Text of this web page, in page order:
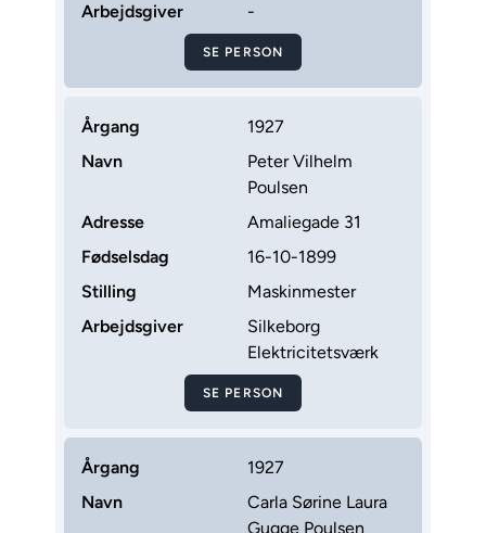
Arbejdsgiver
-
SE PERSON
Årgang
1927
Navn
Peter Vilhelm
Poulsen
Adresse
Amaliegade 31
Fødselsdag
16-10-1899
Stilling
Maskinmester
Arbejdsgiver
Silkeborg
Elektricitetsværk
SE PERSON
Årgang
1927
Navn
Carla Sørine Laura
Gugge Poulsen